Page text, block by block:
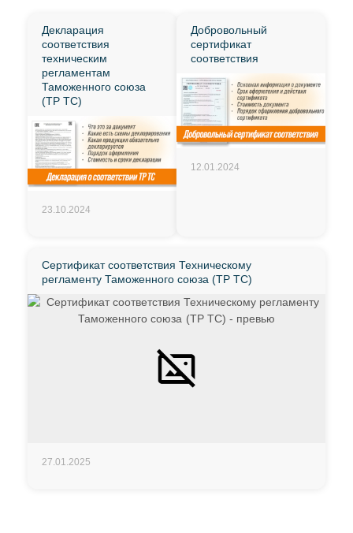
Декларация
соответствия
техническим
регламентам
Таможенного союза
(ТР ТС)
23.10.2024
Добровольный
сертификат
соответствия
12.01.2024
Сертификат соответствия Техническому
регламенту Таможенного союза (ТР ТС)
27.01.2025